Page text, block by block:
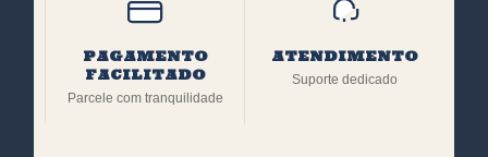
PAGAMENTO
FACILITADO
Parcele com tranquilidade
ATENDIMENTO
Suporte dedicado